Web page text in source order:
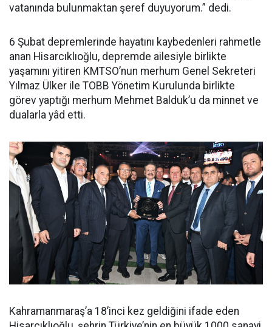
vatanında bulunmaktan şeref duyuyorum.” dedi.
6 Şubat depremlerinde hayatını kaybedenleri rahmetle
anan Hisarcıklıoğlu, depremde ailesiyle birlikte
yaşamını yitiren KMTSO’nun merhum Genel Sekreteri
Yılmaz Ülker ile TOBB Yönetim Kurulunda birlikte
görev yaptığı merhum Mehmet Balduk’u da minnet ve
dualarla yâd etti.
Kahramanmaraş’a 18’inci kez geldiğini ifade eden